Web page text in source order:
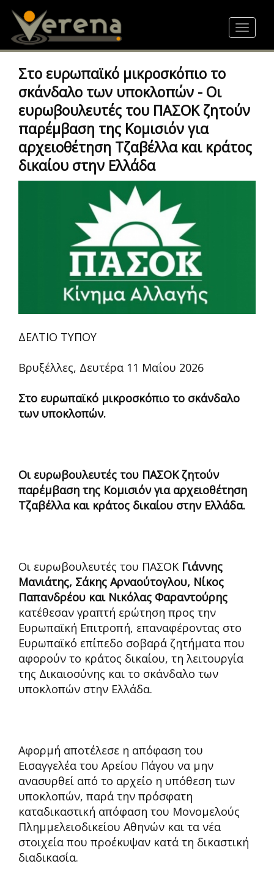
content
Toggle
Στο ευρωπαϊκό μικροσκόπιο το
σκάνδαλο των υποκλοπών - Οι
ευρωβουλευτές του ΠΑΣΟΚ ζητούν
παρέμβαση της Κομισιόν για
αρχειοθέτηση Τζαβέλλα και κράτος
δικαίου στην Ελλάδα
ΔΕΛΤΙΟ ΤΥΠΟΥ
Βρυξέλλες, Δευτέρα 11 Μαΐου 2026
Στο ευρωπαϊκό μικροσκόπιο το σκάνδαλο
των υποκλοπών.
Οι ευρωβουλευτές του ΠΑΣΟΚ ζητούν
παρέμβαση της Κομισιόν για αρχειοθέτηση
Τζαβέλλα και κράτος δικαίου στην Ελλάδα.
Οι ευρωβουλευτές του ΠΑΣΟΚ Γιάννης
Μανιάτης, Σάκης Αρναούτογλου, Νίκος
Παπανδρέου και Νικόλας Φαραντούρης
κατέθεσαν γραπτή ερώτηση προς την
Ευρωπαϊκή Επιτροπή, επαναφέροντας στο
Ευρωπαϊκό επίπεδο σοβαρά ζητήματα που
αφορούν το κράτος δικαίου, τη λειτουργία
της Δικαιοσύνης και το σκάνδαλο των
υποκλοπών στην Ελλάδα.
Αφορμή αποτέλεσε η απόφαση του
Εισαγγελέα του Αρείου Πάγου να μην
ανασυρθεί από το αρχείο η υπόθεση των
υποκλοπών, παρά την πρόσφατη
καταδικαστική απόφαση του Μονομελούς
Πλημμελειοδικείου Αθηνών και τα νέα
στοιχεία που προέκυψαν κατά τη δικαστική
διαδικασία.